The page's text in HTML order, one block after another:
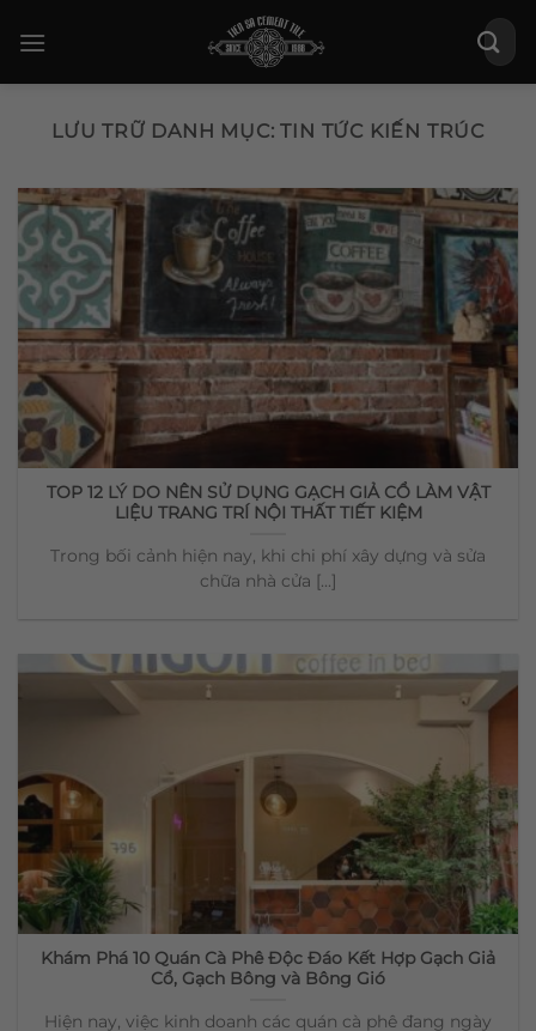
qua
Tìm
kiếm:
LƯU TRỮ DANH MỤC:TIN TỨC KIẾN TRÚC
TOP 12 LÝ DO NÊN SỬ DỤNG GẠCH GIẢ CỔ LÀM VẬT
LIỆU TRANG TRÍ NỘI THẤT TIẾT KIỆM
Trong bối cảnh hiện nay, khi chi phí xây dựng và sửa
chữa nhà cửa [...]
Khám Phá 10 Quán Cà Phê Độc Đáo Kết Hợp Gạch Giả
Cổ, Gạch Bông và Bông Gió
Hiện nay, việc kinh doanh các quán cà phê đang ngày